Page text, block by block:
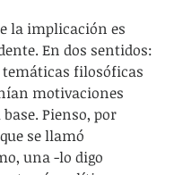
la implicación es
En dos sentidos:
temáticas filosóficas
motivaciones
Pienso, por
se llamó
una -lo digo